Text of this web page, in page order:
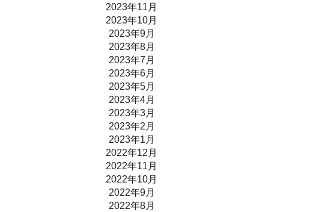
2023年11月
2023年10月
2023年9月
2023年8月
2023年7月
2023年6月
2023年5月
2023年4月
2023年3月
2023年2月
2023年1月
2022年12月
2022年11月
2022年10月
2022年9月
2022年8月